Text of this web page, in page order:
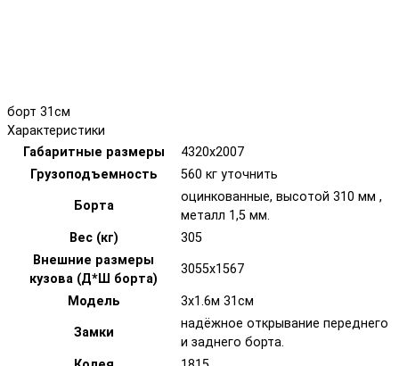
борт 31см
Характеристики
Габаритные размеры
4320х2007
Грузоподъемность
560 кг уточнить
Борта
оцинкованные, высотой 310 мм ,
металл 1,5 мм.
Вес (кг)
305
Внешние размеры
кузова (Д*Ш борта)
3055х1567
Модель 3х1.6м 31см
Замки
надёжное открывание переднего
и заднего борта.